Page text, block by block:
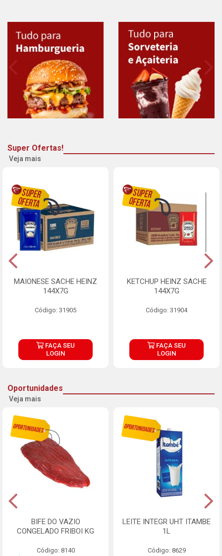
Super Ofertas!
Veja mais
MAIONESE SACHE HEINZ
144X7G
Código: 31905
FAÇA SEU
LOGIN
KETCHUP HEINZ SACHE
144X7G
Código: 31904
FAÇA SEU
LOGIN
Oportunidades
Veja mais
BIFE DO VAZIO
CONGELADO FRIBOI KG
Código: 8140
LEITE INTEGR UHT ITAMBE
1L
Código: 8629